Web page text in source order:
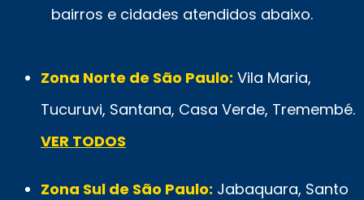
bairros e cidades atendidos abaixo.
Zona Norte de São Paulo: Vila Maria,
Tucuruvi, Santana, Casa Verde, Tremembé.
VER TODOS
Zona Sul de São Paulo: Jabaquara, Santo